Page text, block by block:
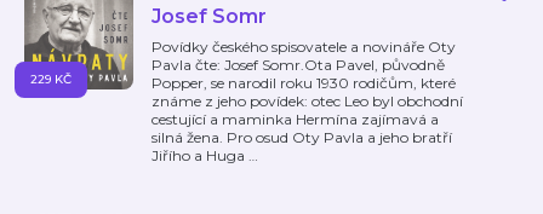
Josef Somr
Povídky českého spisovatele a novináře Oty
Pavla čte: Josef Somr.Ota Pavel, původně
Popper, se narodil roku 1930 rodičům, které
známe z jeho povídek: otec Leo byl obchodní
cestující a maminka Hermína zajímavá a
silná žena. Pro osud Oty Pavla a jeho bratří
Jiřího a Huga …
229 KČ